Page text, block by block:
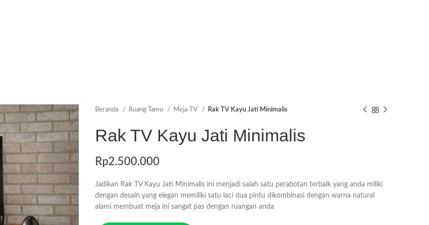
Beranda Ruang Tamu Meja TV Rak TV Kayu Jati Minimalis
Rak TV Kayu Jati Minimalis
Rp2.500.000
Jadikan Rak TV Kayu Jati Minimalis ini menjadi salah satu perabotan terbaik yang anda miliki
dengan desain yang elegan memiliki satu laci dua pintu dikombinasi dengan warna natural
alami membuat meja ini sangat pas dengan ruangan anda